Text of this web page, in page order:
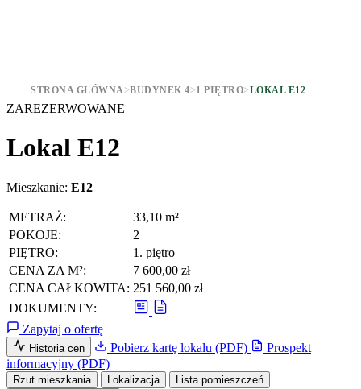
STRONA GŁÓWNA>BUDYNEK 4>1 PIĘTRO>LOKAL E12
ZAREZERWOWANE
Lokal E12
Mieszkanie: E12
METRAŻ:
33,10 m²
POKOJE:
2
PIĘTRO:
1. piętro
CENA ZA M²:
7 600,00 zł
CENA CAŁKOWITA: 251 560,00 zł
DOKUMENTY:
Zapytaj o ofertę
Historia cen Pobierz kartę lokalu (PDF)
Prospekt
informacyjny (PDF)
Rzut mieszkania Lokalizacja
Lista pomieszczeń